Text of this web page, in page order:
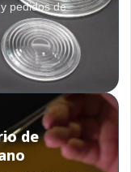
pedidos de
de